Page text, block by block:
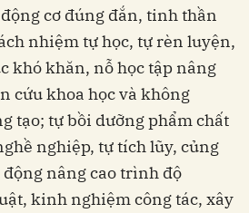
cơ đúng đắn, tinh thần
nhiệm tự học, tự rèn luyện,
khó khăn, nỗ học tập nâng
cứu khoa học và không
tạo; tự bồi dưỡng phẩm chất
nghiệp, tự tích lũy, củng
nâng cao trình độ
kinh nghiệm công tác, xây